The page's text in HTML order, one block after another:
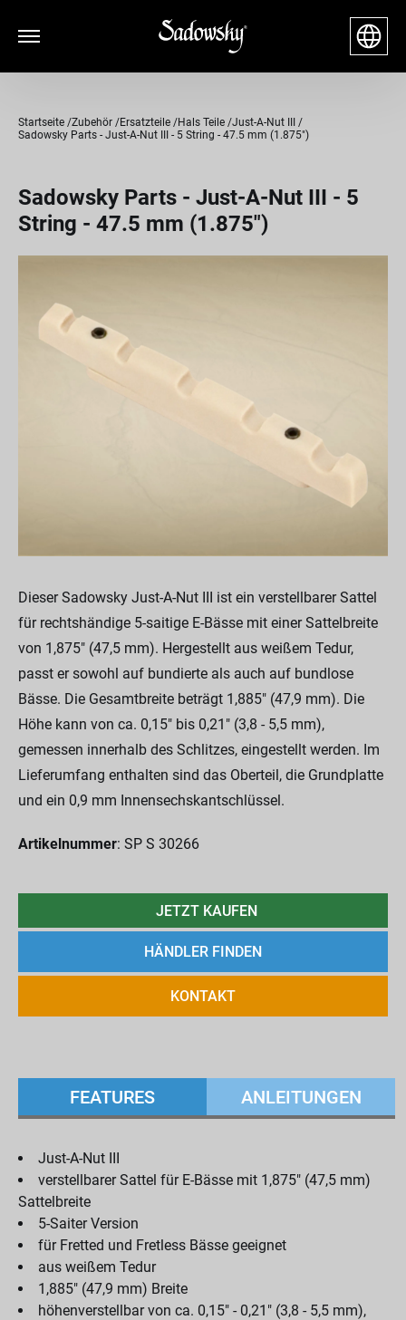
Startseite Zubehör Ersatzteile Hals Teile Just-A-Nut III
Sadowsky Parts - Just-A-Nut III - 5 String - 47.5 mm (1.875")
Sadowsky Parts - Just-A-Nut III - 5
String - 47.5 mm (1.875")
Dieser Sadowsky Just-A-Nut III ist ein verstellbarer Sattel
für rechtshändige 5-saitige E-Bässe mit einer Sattelbreite
von 1,875" (47,5 mm). Hergestellt aus weißem Tedur,
passt er sowohl auf bundierte als auch auf bundlose
Bässe. Die Gesamtbreite beträgt 1,885" (47,9 mm). Die
Höhe kann von ca. 0,15" bis 0,21" (3,8 - 5,5 mm),
gemessen innerhalb des Schlitzes, eingestellt werden. Im
Lieferumfang enthalten sind das Oberteil, die Grundplatte
und ein 0,9 mm Innensechskantschlüssel.
Artikelnummer: SP S 30266
JETZT KAUFEN
HÄNDLER FINDEN
KONTAKT
FEATURES ANLEITUNGEN
Just-A-Nut III
verstellbarer Sattel für E-Bässe mit 1,875" (47,5 mm)
Sattelbreite
5-Saiter Version
für Fretted und Fretless Bässe geeignet
aus weißem Tedur
1,885" (47,9 mm) Breite
höhenverstellbar von ca. 0,15" - 0,21" (3,8 - 5,5 mm),